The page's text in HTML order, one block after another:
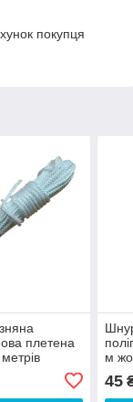
покупця
плетена
м
45